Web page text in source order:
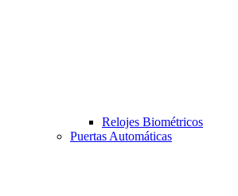
Relojes Biométricos
Puertas Automáticas